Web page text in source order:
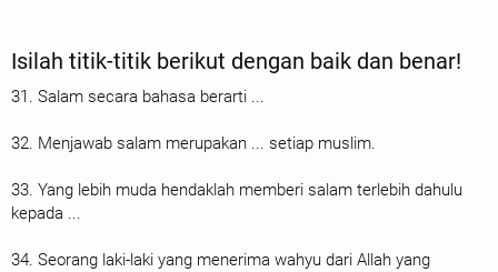
Isilah titik-titik berikut dengan baik dan benar!
31. Salam secara bahasa berarti ...
32. Menjawab salam merupakan ... setiap muslim.
33. Yang lebih muda hendaklah memberi salam terlebih dahulu
kepada ...
34. Seorang laki-laki yang menerima wahyu dari Allah yang